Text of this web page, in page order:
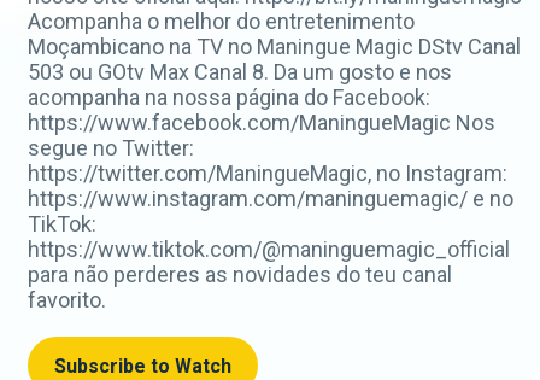
Acompanha o melhor do entretenimento
Moçambicano na TV no Maningue Magic DStv Canal
503 ou GOtv Max Canal 8. Da um gosto e nos
acompanha na nossa página do Facebook:
https://www.facebook.com/ManingueMagic Nos
segue no Twitter:
https://twitter.com/ManingueMagic, no Instagram:
https://www.instagram.com/maninguemagic/ e no
TikTok:
https://www.tiktok.com/@maninguemagic_official
para não perderes as novidades do teu canal
favorito.
Subscribe to Watch